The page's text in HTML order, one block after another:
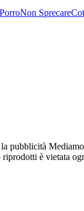
Non Sprecare
è vietata